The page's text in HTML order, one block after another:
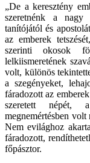
„De a keresztény
szeretnénk a nagy
tanítójától és
az emberek
szerinti okosok
lelkiismeretének
volt, különös
a szegényeket,
fáradozott az
szeretett népét,
megnemértésben
Nem evilághoz
fáradozott,
főpásztor.